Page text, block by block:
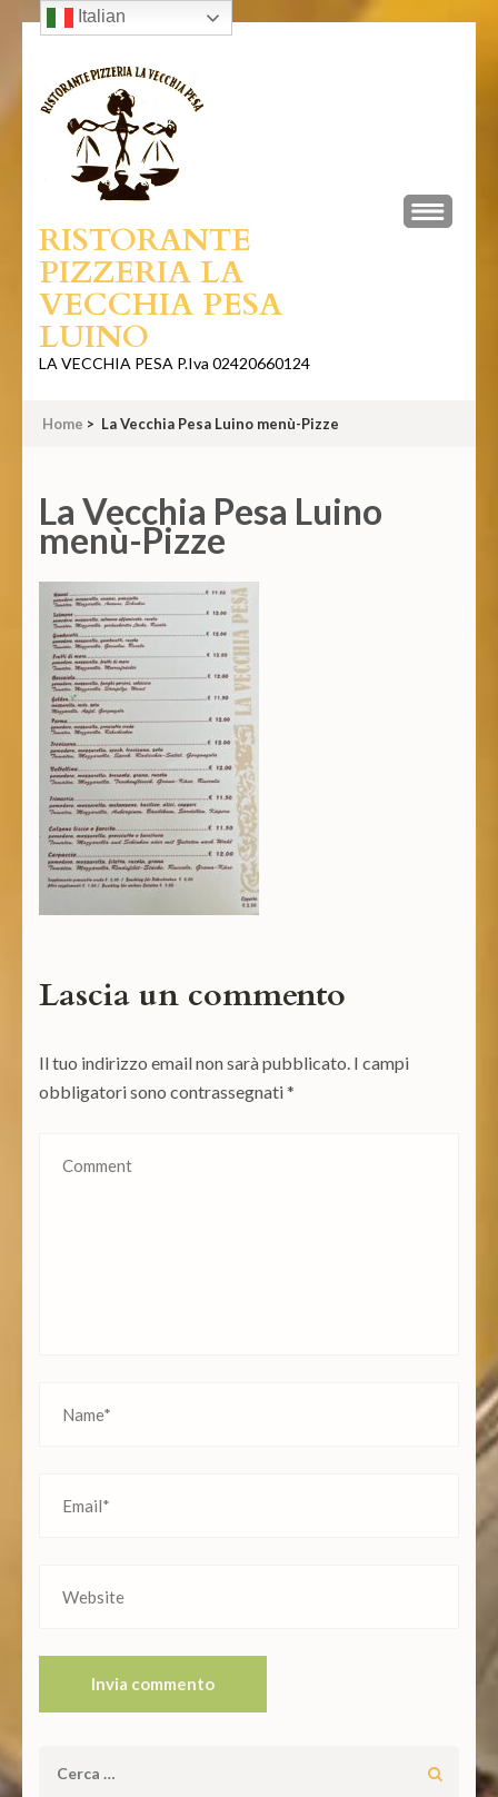
Skip
content
(Press
RISTORANTE
PIZZERIA LA
VECCHIA PESA
LUINO
LA VECCHIA PESA P.Iva 02420660124
Home > La Vecchia Pesa Luino menù-Pizze
La Vecchia Pesa Luino
menù-Pizze
Lascia un commento
Il tuo indirizzo email non sarà pubblicato. I campi
obbligatori sono contrassegnati*
Ricerca
Italian